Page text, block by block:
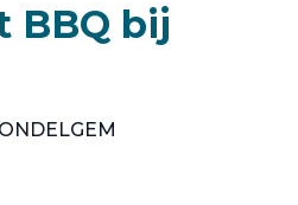
BBQ bij